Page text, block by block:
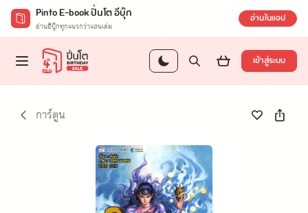
Pinto E-book ปิ่นโต อีบุ๊ก
อ่านอีบุ๊กทุกแนวกว่าแสนเล่ม อ่านในแอป
เข้าสู่ระบบ
การ์ตูน